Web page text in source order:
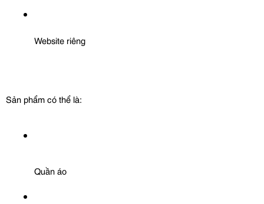
Website riêng
Sản phẩm có thể là:
Quần áo